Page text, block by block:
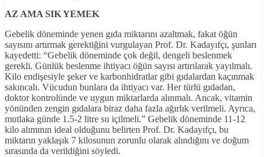
AZ AMA SIK YEMEK
Gebelik döneminde yenen gıda miktarını azaltmak, fakat öğün
sayısını artırmak gerektiğini vurgulayan Prof. Dr. Kadayıfçı, şunları
kayedetti: “Gebelik döneminde çok değil, dengeli beslenmek
gerekli. Günlük beslenme ihtiyacı öğün sayısı artırılarak yayılmalı.
Kilo endişesiyle şeker ve karbonhidratlar gibi gıdalardan kaçınmak
sakıncalı. Vücudun bunlara da ihtiyacı var. Her türlü gıdadan,
doktor kontrolünde ve uygun miktarlarda alınmalı. Ancak, vitamin
yönünden zengin gıdalara biraz daha fazla ağırlık verilmeli. Ayrıca,
mutlaka günde 1.5-2 litre su içilmeli.” Gebelik döneminde 11-12
kilo alımının ideal olduğunu belirten Prof. Dr. Kadayıfçı, bu
miktarın yaklaşık 7 kilosunun zorunlu olarak alındığını ve doğum
sırasında da verildiğini söyledi.